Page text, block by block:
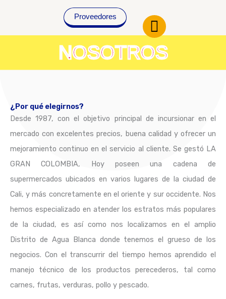
Proveedores
NOSOTROS
¿Por qué elegirnos?
Desde 1987, con el objetivo principal de incursionar en el
mercado con excelentes precios, buena calidad y ofrecer un
mejoramiento continuo en el servicio al cliente. Se gestó LA
GRAN COLOMBIA, Hoy poseen una cadena de
supermercados ubicados en varios lugares de la ciudad de
Cali, y más concretamente en el oriente y sur occidente. Nos
hemos especializado en atender los estratos más populares
de la ciudad, es así como nos localizamos en el amplio
Distrito de Agua Blanca donde tenemos el grueso de los
negocios. Con el transcurrir del tiempo hemos aprendido el
manejo técnico de los productos perecederos, tal como
carnes, frutas, verduras, pollo y pescado.